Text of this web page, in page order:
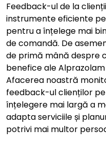
Feedback-ul de la
instrumente eficiente
pentru a înțelege mai
de comandă. De
de primă mână despre
benefice ale
Afacerea noastră
feedback-ul clienților
înțelegere mai largă a
adapta serviciile și
potrivi mai multor